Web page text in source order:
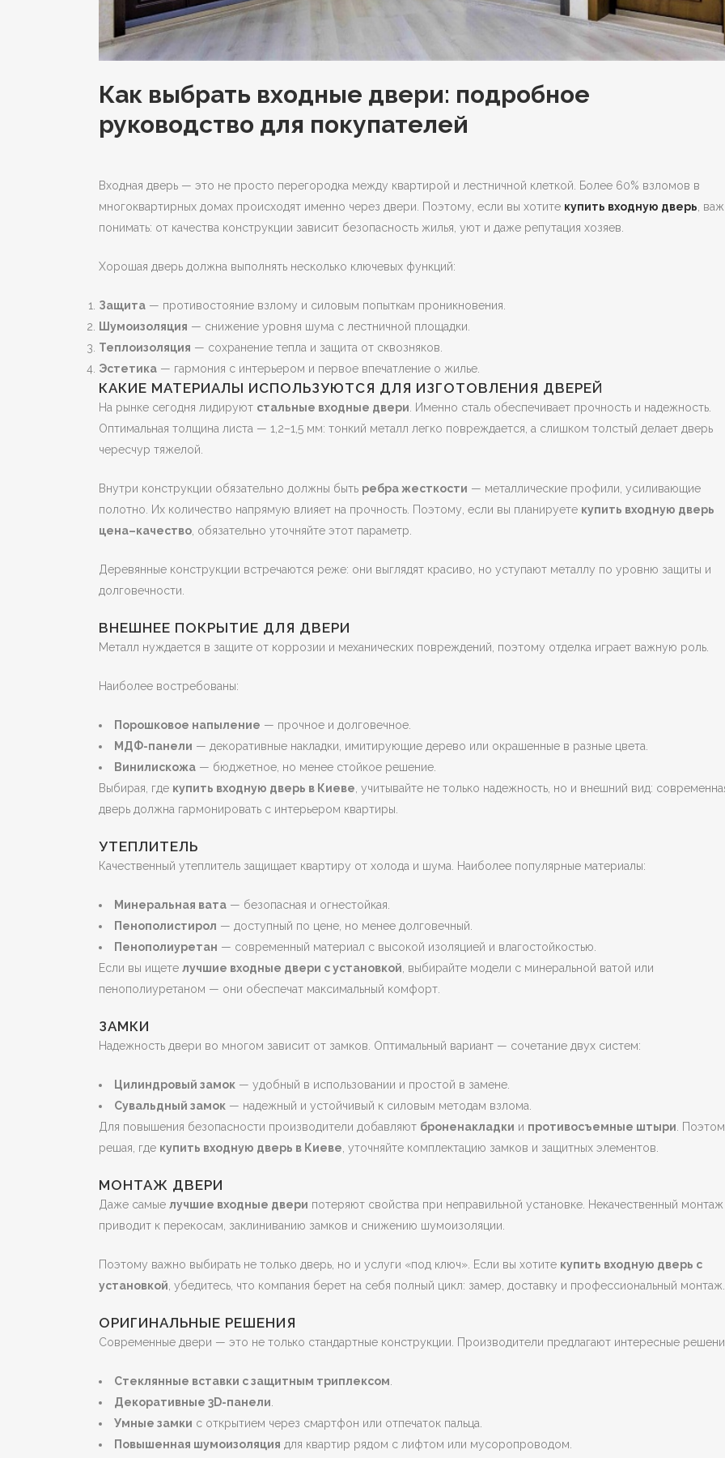
Как выбрать входные двери: подробное
руководство для покупателей
Входная дверь — это не просто перегородка между квартирой и лестничной клеткой.
Более 60% взломов в
многоквартирных домах происходят именно через двери. Поэтому, если вы хотите купить входную дверь ,
понимать: от качества конструкции зависит безопасность жилья, уют и даже репутация хозяев.
Хорошая дверь должна выполнять несколько ключевых функций:
Защита — противостояние взлому и силовым попыткам проникновения.
Шумоизоляция — снижение уровня шума с лестничной площадки.
Теплоизоляция — сохранение тепла и защита от сквозняков.
Эстетика — гармония с интерьером и первое впечатление о жилье.
КАКИЕ МАТЕРИАЛЫ ИСПОЛЬЗУЮТСЯ ДЛЯ ИЗГОТОВЛЕНИЯ ДВЕРЕЙ
На рынке сегодня лидируют стальные входные двери . Именно сталь обеспечивает прочность и надежность.
Оптимальная толщина листа — 1,2–1,5 мм: тонкий металл легко повреждается, а слишком толстый делает дверь
чересчур тяжелой.
Внутри конструкции обязательно должны быть ребра жесткости — металлические профили, усиливающие
полотно. Их количество напрямую влияет на прочность. Поэтому, если вы планируете купить входную дверь
цена–качество , обязательно уточняйте этот параметр.
Деревянные конструкции встречаются реже: они выглядят красиво, но уступают металлу по уровню защиты и
долговечности.
ВНЕШНЕЕ ПОКРЫТИЕ ДЛЯ ДВЕРИ
Металл нуждается в защите от коррозии и механических повреждений, поэтому отделка играет важную роль.
Наиболее востребованы:
Порошковое напыление — прочное и долговечное.
МДФ-панели — декоративные накладки, имитирующие дерево или окрашенные в разные цвета.
Винилискожа — бюджетное, но менее стойкое решение.
Выбирая, где купить входную дверь в Киеве , учитывайте не только надежность, но и внешний вид:
дверь должна гармонировать с интерьером квартиры.
УТЕПЛИТЕЛЬ
Качественный утеплитель защищает квартиру от холода и шума. Наиболее популярные материалы:
Минеральная вата — безопасная и огнестойкая.
Пенополистирол — доступный по цене, но менее долговечный.
Пенополиуретан — современный материал с высокой изоляцией и влагостойкостью.
Если вы ищете лучшие входные двери с установкой , выбирайте модели с минеральной ватой или
пенополиуретаном — они обеспечат максимальный комфорт.
ЗАМКИ
Надежность двери во многом зависит от замков. Оптимальный вариант — сочетание двух систем:
Цилиндровый замок — удобный в использовании и простой в замене.
Сувальдный замок — надежный и устойчивый к силовым методам взлома.
Для повышения безопасности производители добавляют броненакладки и противосъемные штыри .
решая, где купить входную дверь в Киеве , уточняйте комплектацию замков и защитных элементов.
МОНТАЖ ДВЕРИ
Даже самые лучшие входные двери потеряют свойства при неправильной установке. Некачественный монтаж
приводит к перекосам, заклиниванию замков и снижению шумоизоляции.
Поэтому важно выбирать не только дверь, но и услуги «под ключ». Если вы хотите купить входную дверь с
установкой , убедитесь, что компания берет на себя полный цикл: замер, доставку и профессиональный монтаж.
ОРИГИНАЛЬНЫЕ РЕШЕНИЯ
Современные двери — это не только стандартные конструкции. Производители предлагают интересные
Стеклянные вставки с защитным триплексом
Декоративные 3D-панели
Умные замки с открытием через смартфон или отпечаток пальца.
Повышенная шумоизоляция для квартир рядом с лифтом или мусоропроводом.